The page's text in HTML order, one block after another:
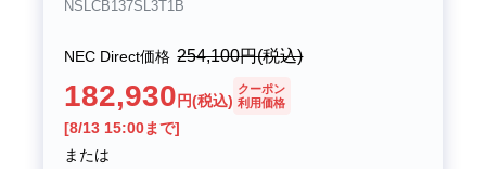
NSLCB137SL3T1B
NEC Direct価格 254,100円(税込)
182,930 円(税込)
クーポン
利用価格
[8/13 15:00まで]
または